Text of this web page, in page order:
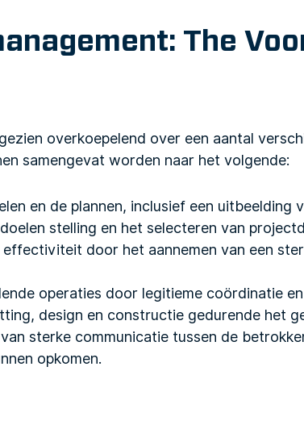
The
overkoepelend over een aantal
samengevat worden naar het volgende:
en de plannen, inclusief een uitbeelding
stelling en het selecteren van
door het aannemen van een
operaties door legitieme coördinatie
design en constructie gedurende het
sterke communicatie tussen de
opkomen.